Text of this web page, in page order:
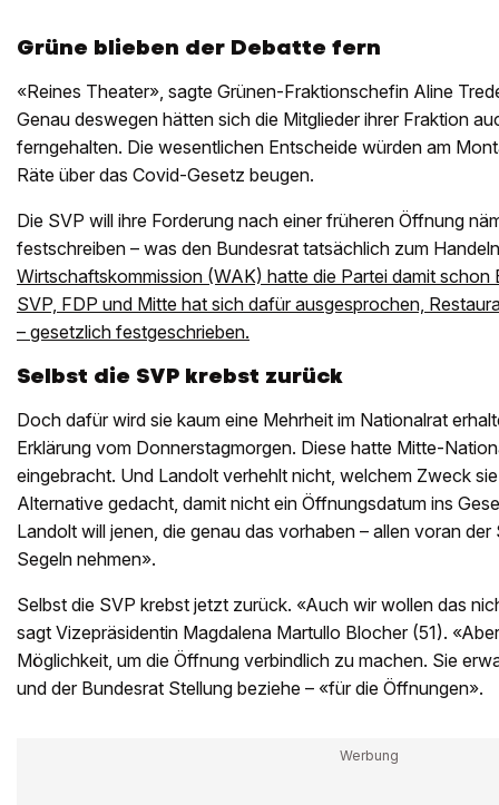
Grüne blieben der Debatte fern
«Reines Theater», sagte Grünen-Fraktionschefin Aline
Genau deswegen hätten sich die Mitglieder ihrer Fraktion
ferngehalten. Die wesentlichen Entscheide würden am
Räte über das Covid-Gesetz beugen.
Die SVP will ihre Forderung nach einer früheren Öffnung
festschreiben – was den Bundesrat tatsächlich zum
Wirtschaftskommission (WAK) hatte die Partei damit schon
SVP, FDP und Mitte hat sich dafür ausgesprochen,
– gesetzlich festgeschrieben.
Selbst die SVP krebst zurück
Doch dafür wird sie kaum eine Mehrheit im Nationalrat
Erklärung vom Donnerstagmorgen. Diese hatte Mitte-
eingebracht. Und Landolt verhehlt nicht, welchem Zweck
Alternative gedacht, damit nicht ein Öffnungsdatum ins
Landolt will jenen, die genau das vorhaben – allen voran
Segeln nehmen».
Selbst die SVP krebst jetzt zurück. «Auch wir wollen das
sagt Vizepräsidentin Magdalena Martullo Blocher (51).
Möglichkeit, um die Öffnung verbindlich zu machen. Sie
und der Bundesrat Stellung beziehe – «für die Öffnungen».